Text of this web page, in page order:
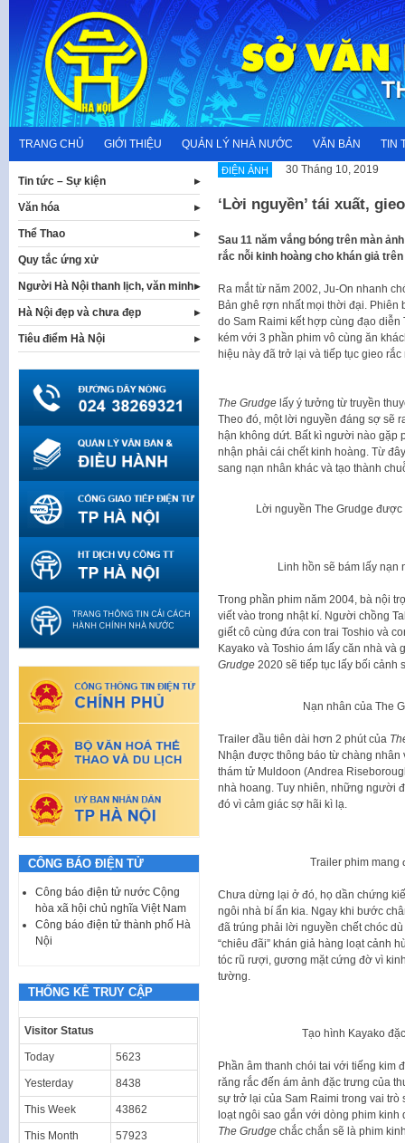
content
TRANG CHỦ GIỚI THIỆU QUẢN LÝ NHÀ NƯỚC VĂN BẢN TIN
ĐIỆN ẢNH 30 Tháng 10, 2019
‘Lời nguyền’ tái xuất,
Sau 11 năm vắng bóng trên màn
rắc nỗi kinh hoàng cho khán giả
Ra mắt từ năm 2002, Ju-On nhanh
Bản ghê rợn nhất mọi thời đại. Phiên
do Sam Raimi kết hợp cùng đạo
kém với 3 phần phim vô cùng ăn
hiệu này đã trở lại và tiếp tục gieo
The Grudgelấy ý tưởng từ truyền
Theo đó, một lời nguyền đáng sợ sẽ
hận không dứt. Bất kì người nào gặp
nhận phải cái chết kinh hoàng. Từ
sang nạn nhân khác và tạo thành
Lời nguyền The Grudge
Linh hồn sẽ bám lấy nạn
Trong phần phim năm 2004, bà nội
viết vào trong nhật kí. Người chồng
giết cô cùng đứa con trai Toshio và
Kayako và Toshio ám lấy căn nhà và
Grudge2020 sẽ tiếp tục lấy bối cảnh
Nạn nhân của The
Trailer đầu tiên dài hơn 2 phút của
Nhận được thông báo từ chàng
thám tử Muldoon (Andrea
nhà hoang. Tuy nhiên, những người
đó vì cảm giác sợ hãi kì lạ.
Trailer phim mang
Chưa dừng lại ở đó, họ dần chứng
ngôi nhà bí ẩn kia. Ngay khi bước
đã trúng phải lời nguyền chết chóc
“chiêu đãi” khán giả hàng loạt cảnh
tóc rũ rượi, gương mặt cứng đờ vì
tường.
Tạo hình Kayako
Phần âm thanh chói tai với tiếng kim
răng rắc đến ám ảnh đặc trưng của
sự trở lại của Sam Raimi trong vai
loạt ngôi sao gắn với dòng phim
The Grudgechắc chắn sẽ là phim
Tin tức – Sự kiện
Văn hóa
Thể Thao
Quy tắc ứng xử
Người Hà Nội thanh lịch, văn minh
Hà Nội đẹp và chưa đẹp
Tiêu điểm Hà Nội
CÔNG BÁO ĐIỆN TỬ
Công báo điện tử nước Cộng
hòa xã hội chủ nghĩa Việt Nam
Công báo điện tử thành phố Hà
Nội
THỐNG KÊ TRUY CẬP
Visitor Status
Today 5623
Yesterday 8438
This Week 43862
This Month 57923